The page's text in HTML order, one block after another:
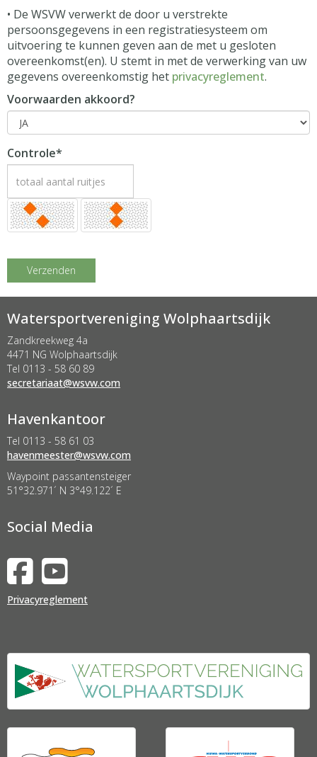
• De WSVW verwerkt de door u verstrekte
persoonsgegevens in een registratiesysteem om
uitvoering te kunnen geven aan de met u gesloten
overeenkomst(en). U stemt in met de verwerking van uw
gegevens overeenkomstig het privacyreglement.
Voorwaarden akkoord?
Controle*
Verzenden
Watersportvereniging Wolphaartsdijk
Zandkreekweg 4a
4471 NG Wolphaartsdijk
Tel 0113 - 58 60 89
taairaterces@wsvw.com
Havenkantoor
Tel 0113 - 58 61 03
retseemnevah@wsvw.com
Waypoint passantensteiger
51°32.971´ N 3°49.122´ E
Social Media
Privacyreglement